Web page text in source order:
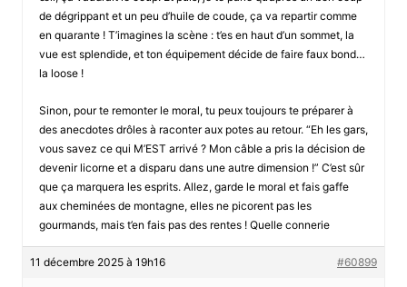
de dégrippant et un peu d’huile de coude, ça va repartir comme
en quarante ! T’imagines la scène : t’es en haut d’un sommet, la
vue est splendide, et ton équipement décide de faire faux bond…
la loose !
Sinon, pour te remonter le moral, tu peux toujours te préparer à
des anecdotes drôles à raconter aux potes au retour. “Eh les gars,
vous savez ce qui M’EST arrivé ? Mon câble a pris la décision de
devenir licorne et a disparu dans une autre dimension !” C’est sûr
que ça marquera les esprits. Allez, garde le moral et fais gaffe
aux cheminées de montagne, elles ne picorent pas les
gourmands, mais t’en fais pas des rentes ! Quelle connerie
11 décembre 2025 à 19h16 #60899